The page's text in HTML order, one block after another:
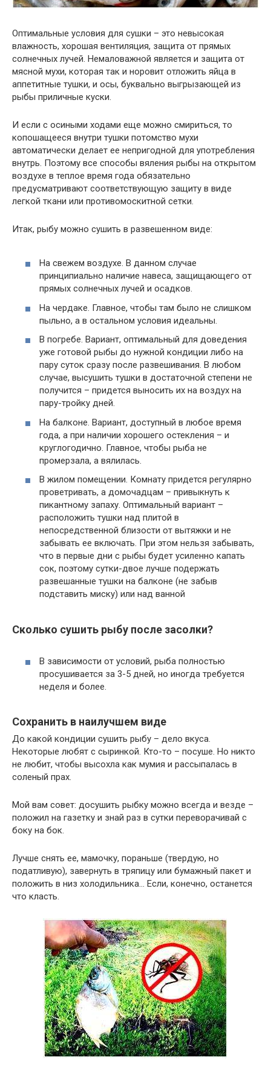
Оптимальные условия для сушки – это невысокая
влажность, хорошая вентиляция, защита от прямых
солнечных лучей. Немаловажной является и защита от
мясной мухи, которая так и норовит отложить яйца в
аппетитные тушки, и осы, буквально выгрызающей из
рыбы приличные куски.
И если с осиными ходами еще можно смириться, то
копошащееся внутри тушки потомство мухи
автоматически делает ее непригодной для употребления
внутрь. Поэтому все способы вяления рыбы на открытом
воздухе в теплое время года обязательно
предусматривают соответствующую защиту в виде
легкой ткани или противомоскитной сетки.
Итак, рыбу можно сушить в развешенном виде:
На свежем воздухе. В данном случае
принципиально наличие навеса, защищающего от
прямых солнечных лучей и осадков.
На чердаке. Главное, чтобы там было не слишком
пыльно, а в остальном условия идеальны.
В погребе. Вариант, оптимальный для доведения
уже готовой рыбы до нужной кондиции либо на
пару суток сразу после развешивания. В любом
случае, высушить тушки в достаточной степени не
получится – придется выносить их на воздух на
пару-тройку дней.
На балконе. Вариант, доступный в любое время
года, а при наличии хорошего остекления – и
круглогодично. Главное, чтобы рыба не
промерзала, а вялилась.
В жилом помещении. Комнату придется регулярно
проветривать, а домочадцам – привыкнуть к
пикантному запаху. Оптимальный вариант –
расположить тушки над плитой в
непосредственной близости от вытяжки и не
забывать ее включать. При этом нельзя забывать,
что в первые дни с рыбы будет усиленно капать
сок, поэтому сутки-двое лучше подержать
развешанные тушки на балконе (не забыв
подставить миску) или над ванной
Сколько сушить рыбу после засолки?
В зависимости от условий, рыба полностью
просушивается за 3-5 дней, но иногда требуется
неделя и более.
Сохранить в наилучшем виде
До какой кондиции сушить рыбу – дело вкуса.
Некоторые любят с сыринкой. Кто-то – посуше. Но никто
не любит, чтобы высохла как мумия и рассыпалась в
соленый прах.
Мой вам совет: досушить рыбку можно всегда и везде –
положил на газетку и знай раз в сутки переворачивай с
боку на бок.
Лучше снять ее, мамочку, пораньше (твердую, но
податливую), завернуть в тряпицу или бумажный пакет и
положить в низ холодильника… Если, конечно, останется
что класть.